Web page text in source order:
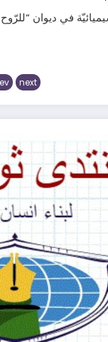
في ديوان للرّوح
الأدبي)
next